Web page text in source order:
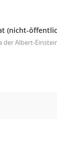
(nicht-
der Albert-